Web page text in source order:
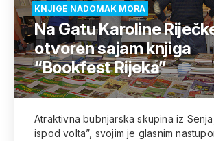
KNJIGE NADOMAK MORA
Na Gatu Karoline
otvoren sajam knjiga
“Bookfest Rijeka”
Atraktivna bubnjarska skupina iz
ispod volta”, svojim je glasnim